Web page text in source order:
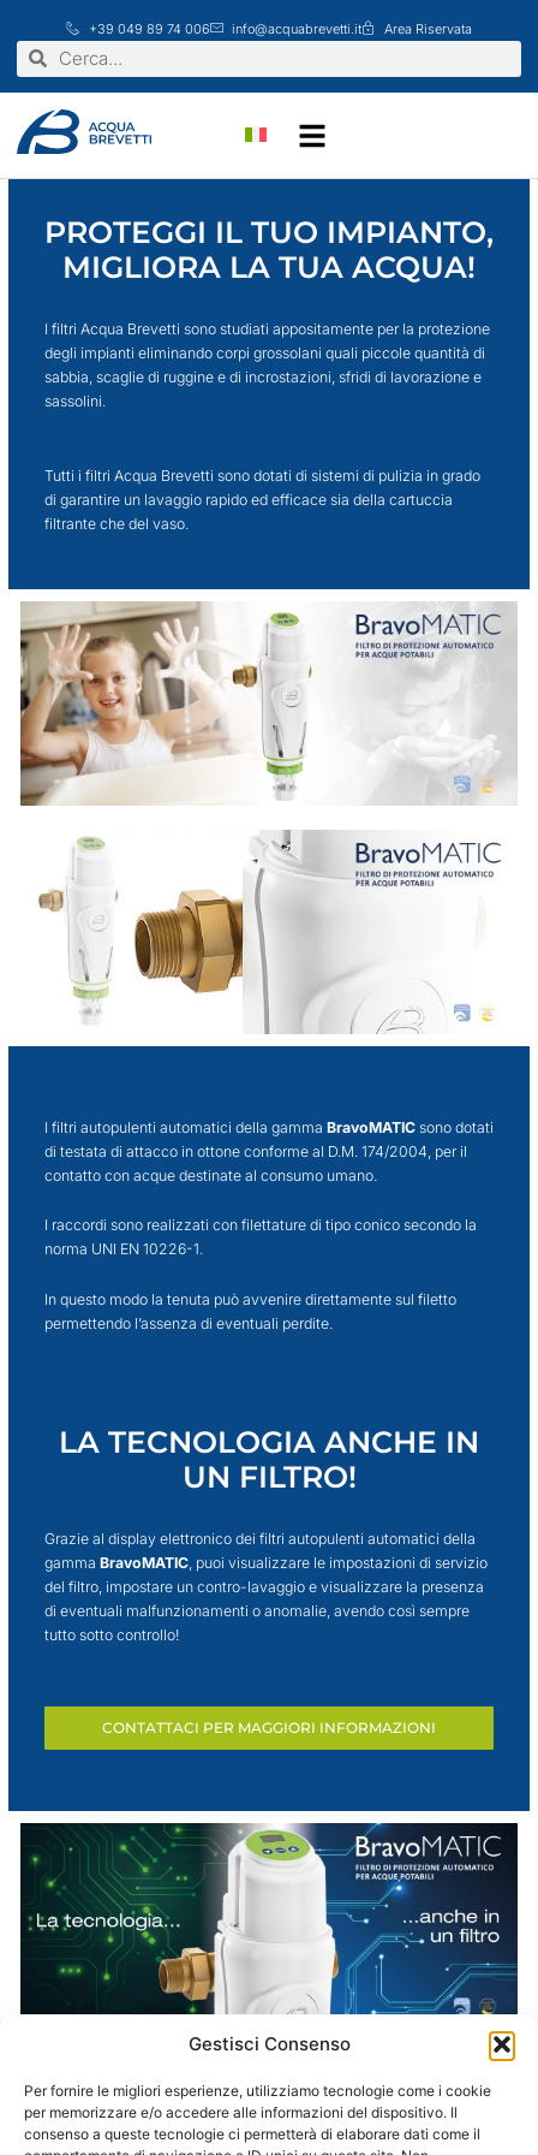
Gestisci Consenso
Per fornire le migliori esperienze, utilizziamo tecnologie come i cookie
per memorizzare e/o accedere alle informazioni del dispositivo. Il
consenso a queste tecnologie ci permetterà di elaborare dati come il
contenuto
+39 049 89 74 006 info@acquabrevetti.it Area Riservata
Cerca Cerca
PROTEGGI IL TUO IMPIANTO,
MIGLIORA LA TUA ACQUA!
I filtri Acqua Brevetti sono studiati appositamente per la protezione
degli impianti eliminando corpi grossolani quali piccole quantità di
sabbia, scaglie di ruggine e di incrostazioni, sfridi di lavorazione e
sassolini.
Tutti i filtri Acqua Brevetti sono dotati di sistemi di pulizia in grado
di garantire un lavaggio rapido ed efficace sia della cartuccia
filtrante che del vaso.
I filtri autopulenti automatici della gamma BravoMATIC sono dotati
di testata di attacco in ottone conforme al D.M. 174/2004, per il
contatto con acque destinate al consumo umano.
I raccordi sono realizzati con filettature di tipo conico secondo la
norma UNI EN 10226-1.
In questo modo la tenuta può avvenire direttamente sul filetto
permettendo l’assenza di eventuali perdite.
LA TECNOLOGIA ANCHE IN
UN FILTRO!
Grazie al display elettronico dei filtri autopulenti automatici della
gamma BravoMATIC, puoi visualizzare le impostazioni di servizio
del filtro, impostare un contro-lavaggio e visualizzare la presenza
di eventuali malfunzionamenti o anomalie, avendo così sempre
tutto sotto controllo!
CONTATTACI PER MAGGIORI INFORMAZIONI